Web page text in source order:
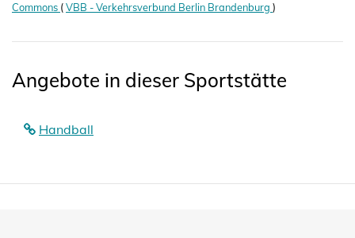
Commons (VBB - Verkehrsverbund Berlin Brandenburg )
Angebote in dieser Sportstätte
Handball